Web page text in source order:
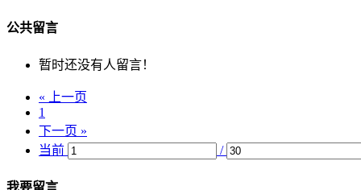
公共留言
暂时还没有人留言！
« 上一页
1
下一页 »
当前
/
我要留言